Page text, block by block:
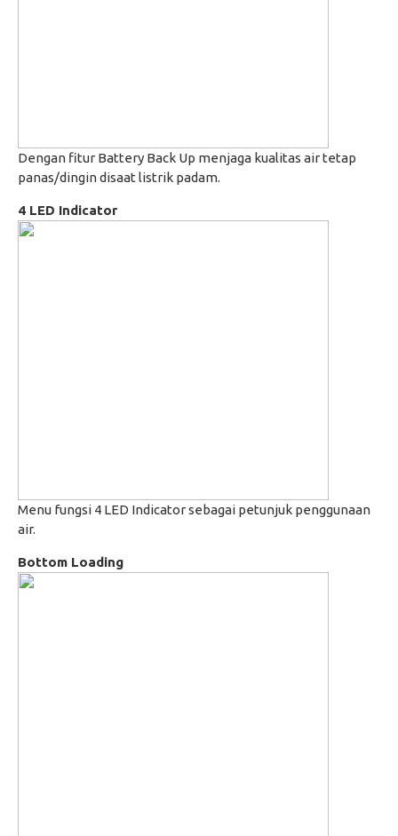
Dengan fitur Battery Back Up menjaga kualitas air tetap
panas/dingin disaat listrik padam.
4 LED Indicator
Menu fungsi 4 LED Indicator sebagai petunjuk penggunaan
air.
Bottom Loading